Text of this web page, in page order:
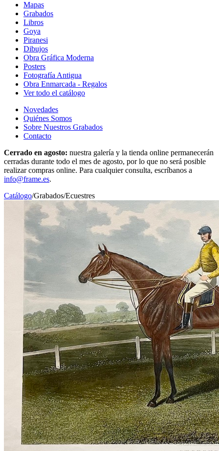
Mapas
Grabados
Libros
Goya
Piranesi
Dibujos
Obra Gráfica Moderna
Posters
Fotografía Antigua
Obra Enmarcada - Regalos
Ver todo el catálogo
Novedades
Quiénes Somos
Sobre Nuestros Grabados
Contacto
Cerrado en agosto: nuestra galería y la tienda online permanecerán
cerradas durante todo el mes de agosto, por lo que no será posible
realizar compras online. Para cualquier consulta, escríbanos a
info@frame.es.
Catálogo/Grabados/Ecuestres